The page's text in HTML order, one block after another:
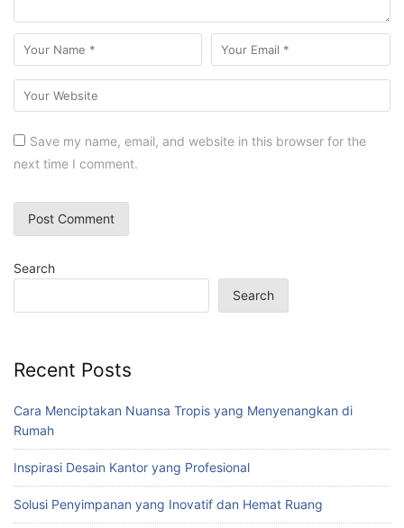
Save my name, email, and website in this browser for the
next time I comment.
Search
Search
Recent Posts
Cara Menciptakan Nuansa Tropis yang Menyenangkan di
Rumah
Inspirasi Desain Kantor yang Profesional
Solusi Penyimpanan yang Inovatif dan Hemat Ruang